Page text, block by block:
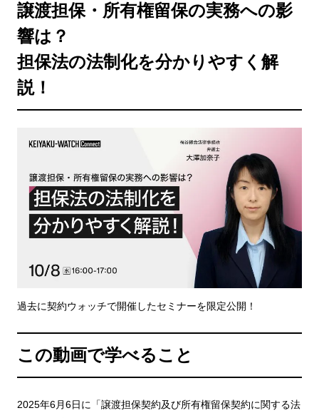
譲渡担保・所有権留保の実務への影
響は？
担保法の法制化を分かりやすく解
説！
過去に契約ウォッチで開催したセミナーを限定公開！
この動画で学べること
2025年6月6日に「譲渡担保契約及び所有権留保契約に関する法